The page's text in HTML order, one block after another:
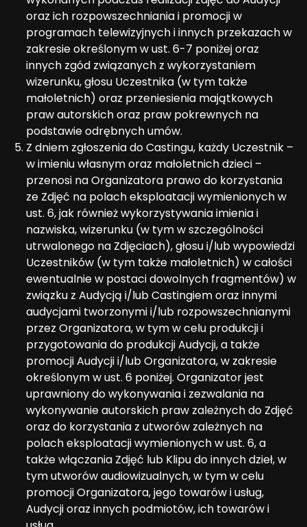
oraz ich rozpowszechniania i promocji w
programach telewizyjnych i innych przekazach w
zakresie określonym w ust. 6-7 poniżej oraz
innych zgód związanych z wykorzystaniem
wizerunku, głosu Uczestnika (w tym także
małoletnich) oraz przeniesienia majątkowych
praw autorskich oraz praw pokrewnych na
podstawie odrębnych umów.
Z dniem zgłoszenia do Castingu, każdy Uczestnik –
w imieniu własnym oraz małoletnich dzieci –
przenosi na Organizatora prawo do korzystania
ze Zdjęć na polach eksploatacji wymienionych w
ust. 6, jak również wykorzystywania imienia i
nazwiska, wizerunku (w tym w szczególności
utrwalonego na Zdjęciach), głosu i/lub wypowiedzi
Uczestników (w tym także małoletnich) w całości
ewentualnie w postaci dowolnych fragmentów) w
związku z Audycją i/lub Castingiem oraz innymi
audycjami tworzonymi i/lub rozpowszechnianymi
przez Organizatora, w tym w celu produkcji i
przygotowania do produkcji Audycji, a także
promocji Audycji i/lub Organizatora, w zakresie
określonym w ust. 6 poniżej. Organizator jest
uprawniony do wykonywania i zezwalania na
wykonywanie autorskich praw zależnych do Zdjęć
oraz do korzystania z utworów zależnych na
polach eksploatacji wymienionych w ust. 6, a
także włączania Zdjęć lub Klipu do innych dzieł, w
tym utworów audiowizualnych, w tym w celu
promocji Organizatora, jego towarów i usług,
Audycji oraz innych podmiotów, ich towarów i